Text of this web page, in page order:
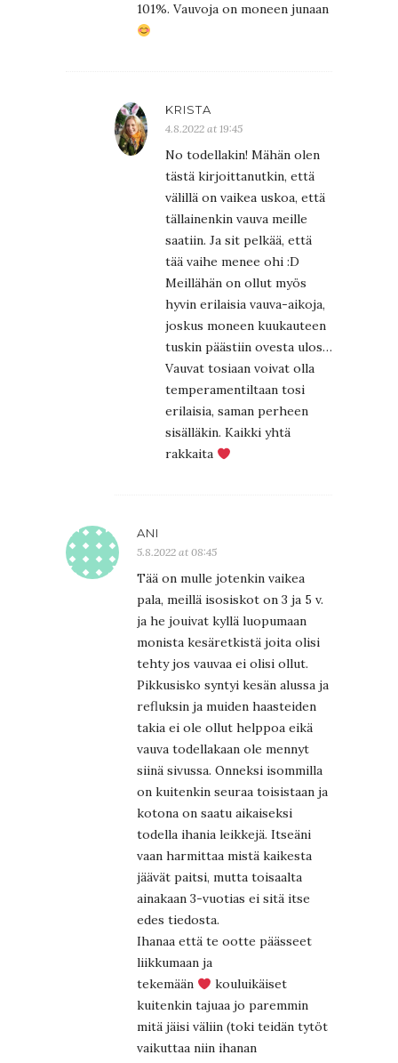
101%. Vauvoja on moneen junaan
KRISTA
4.8.2022 at 19:45
No todellakin! Mähän olen
tästä kirjoittanutkin, että
välillä on vaikea uskoa, että
tällainenkin vauva meille
saatiin. Ja sit pelkää, että
tää vaihe menee ohi :D
Meillähän on ollut myös
hyvin erilaisia vauva-aikoja,
joskus moneen kuukauteen
tuskin päästiin ovesta ulos…
Vauvat tosiaan voivat olla
temperamentiltaan tosi
erilaisia, saman perheen
sisälläkin. Kaikki yhtä
rakkaita
ANI
5.8.2022 at 08:45
Tää on mulle jotenkin vaikea
pala, meillä isosiskot on 3 ja 5 v.
ja he jouivat kyllä luopumaan
monista kesäretkistä joita olisi
tehty jos vauvaa ei olisi ollut.
Pikkusisko syntyi kesän alussa ja
refluksin ja muiden haasteiden
takia ei ole ollut helppoa eikä
vauva todellakaan ole mennyt
siinä sivussa. Onneksi isommilla
on kuitenkin seuraa toisistaan ja
kotona on saatu aikaiseksi
todella ihania leikkejä. Itseäni
vaan harmittaa mistä kaikesta
jäävät paitsi, mutta toisaalta
ainakaan 3-vuotias ei sitä itse
edes tiedosta.
Ihanaa että te ootte päässeet
liikkumaan ja
tekemään
kouluikäiset
kuitenkin tajuaa jo paremmin
mitä jäisi väliin (toki teidän tytöt
vaikuttaa niin ihanan